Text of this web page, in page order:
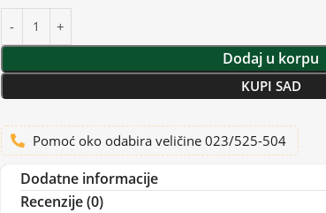
Dodaj u korpu
KUPI SAD
Pomoć oko odabira veličine 023/525-504
Dodatne informacije
Recenzije (0)